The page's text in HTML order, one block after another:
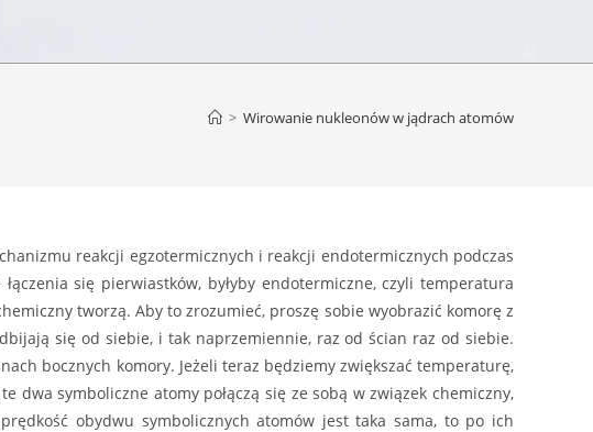
> Wirowanie nukleonów w jądrach atomów
reakcji egzotermicznych i reakcji endotermicznych podczas
się pierwiastków, byłyby endotermiczne, czyli temperatura
tworzą. Aby to zrozumieć, proszę sobie wyobrazić komorę z
się od siebie, i tak naprzemiennie, raz od ścian raz od siebie.
bocznych komory. Jeżeli teraz będziemy zwiększać temperaturę,
dwa symboliczne atomy połączą się ze sobą w związek chemiczny,
obydwu symbolicznych atomów jest taka sama, to po ich